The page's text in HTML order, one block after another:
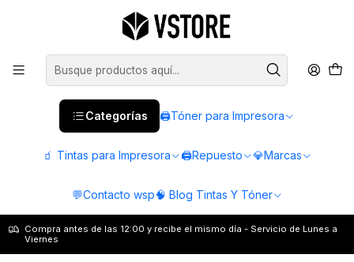
Categorías 🖨️Tóner para Impresora
🧃 Tintas para Impresora 🖨️Repuesto 💎Marcas
💬Contacto wsp🧠 Blog Tintas Y Tóner
Compra antes de las 12:00 y recibe el mismo día - Servicio de Lunes a
Viernes